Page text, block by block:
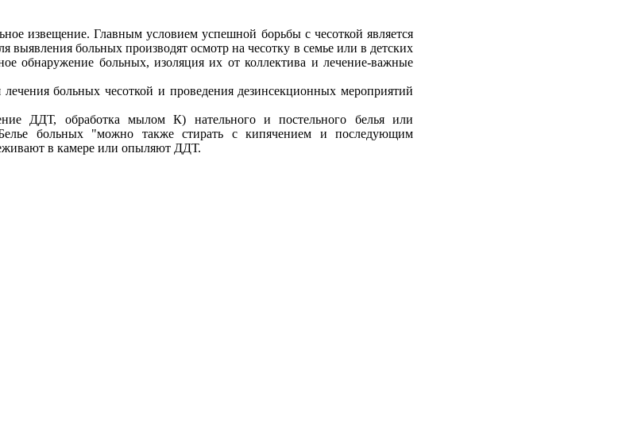
извещение. Главным условием успешной борьбы с чесоткой является
выявления больных производят осмотр на чесотку в семье или в детских
обнаружение больных, изоляция их от коллектива и лечение-важные
больных чесоткой и проведения дезинсекционных мероприятий
ДДТ, обработка мылом К) нательного и постельного белья или
больных "можно также стирать с кипячением и последующим
в камере или опыляют ДДТ.